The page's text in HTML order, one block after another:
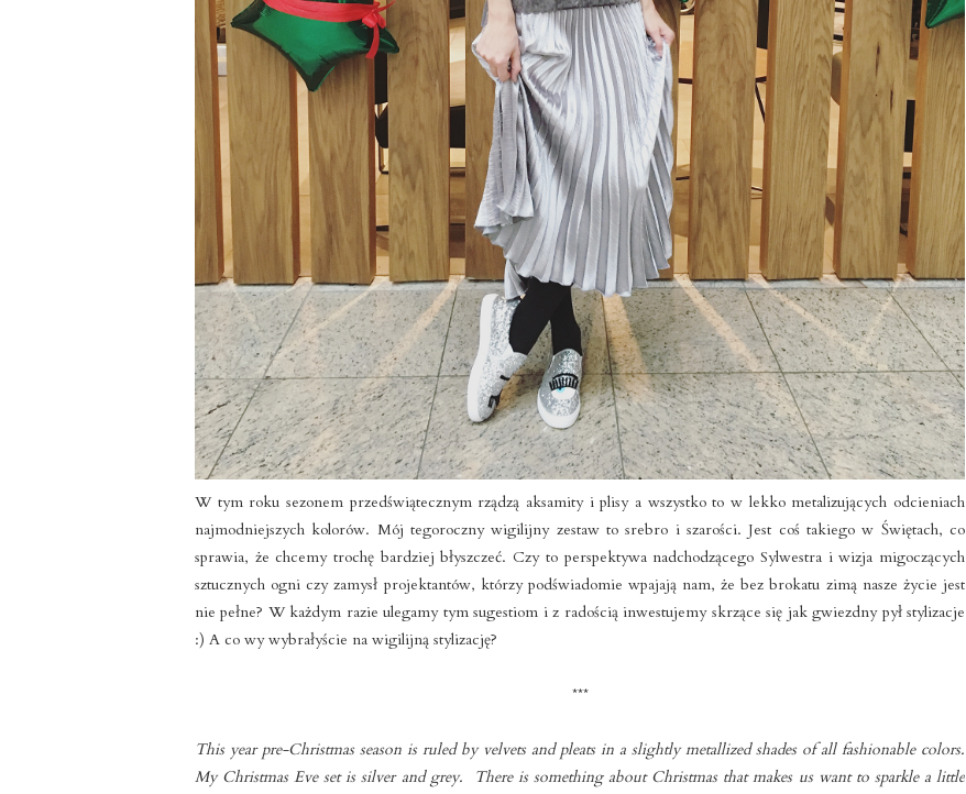
W tym roku sezonem przedświątecznym rządzą aksamity i plisy a wszystko to w lekko metalizujących odcieniach
najmodniejszych kolorów. Mój tegoroczny wigilijny zestaw to srebro i szarości. Jest coś takiego w Świętach, co
sprawia, że chcemy trochę bardziej błyszczeć. Czy to perspektywa nadchodzącego Sylwestra i wizja migoczących
sztucznych ogni czy zamysł projektantów, którzy podświadomie wpajają nam, że bez brokatu zimą nasze życie jest
nie pełne? W każdym razie ulegamy tym sugestiom i z radością inwestujemy skrzące się jak gwiezdny pył stylizacje
:) A co wy wybrałyście na wigilijną stylizację?
***
This year pre-Christmas season is ruled by velvets and pleats in a slightly metallized shades of all fashionable colors.
My Christmas Eve set is silver and grey. There is something about Christmas that makes us want to sparkle a little